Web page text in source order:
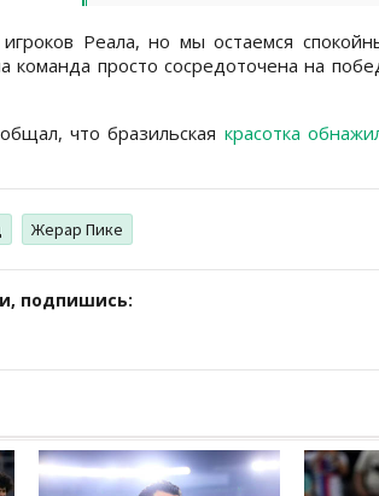
Реала, но мы остаемся
команда просто сосредоточена на
что бразильская красотка
Жерар Пике
подпишись: